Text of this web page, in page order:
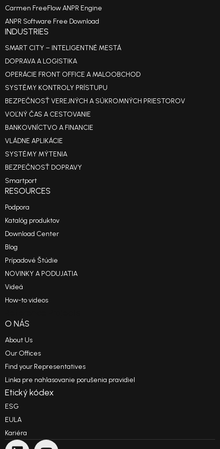
Carmen FreeFlow ANPR Engine
ANPR Software Free Download
INDUSTRIES
SMART CITY – INTELIGENTNÉ MESTÁ
DOPRAVA A LOGISTIKA
OPERÁCIE FRONT OFFICE A MALOOBCHOD
SYSTÉMY KONTROLY PRÍSTUPU
BEZPEČNOSŤ VEREJNÝCH A SÚKROMNÝCH PRIESTOROV
VOĽNÝ ČAS A CESTOVANIE
BANKOVNÍCTVO A FINANCIE
VLÁDNE APLIKÁCIE
SYSTÉMY MÝTENIA
BEZPEČNOSŤ DOPRAVY
Smartport
RESOURCES
Podpora
Katalóg produktov
Download Center
Blog
Prípadové Štúdie
NOVINKY A PODUJATIA
Videá
How-to videos
O NÁS
About Us
Our Offices
Find your Representatives
Linka pre nahlasovanie porušenia pravidiel
Etický kódex
ESG
EULA
Kariéra